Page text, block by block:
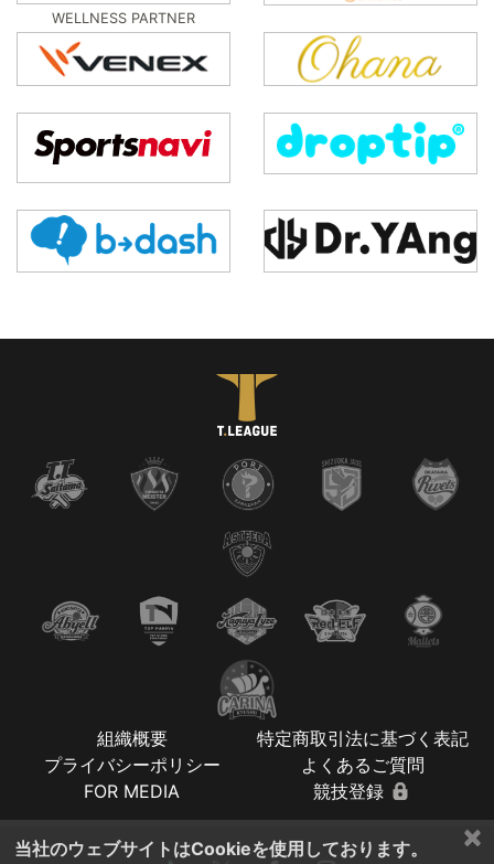
WELLNESS PARTNER
組織概要
特定商取引法に基づく表記
プライバシーポリシー
よくあるご質問
FOR MEDIA
競技登録
×
当社のウェブサイトはCookieを使用しております。